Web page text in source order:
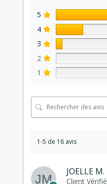
5
4
3
2
1
1-5 de 16 avis
JOELLE M.
Client Vérifié